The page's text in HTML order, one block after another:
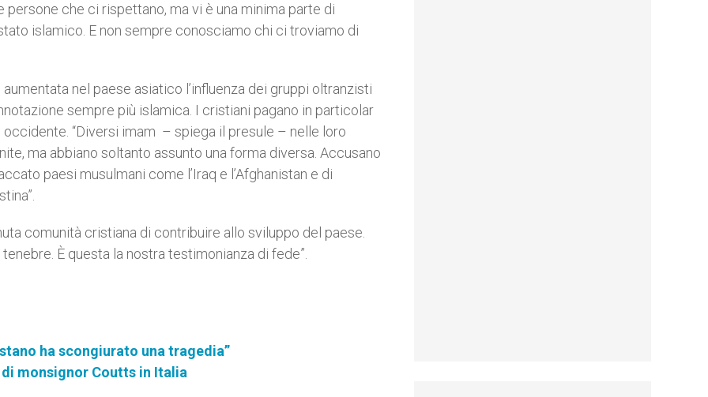
che ci rispettano, ma vi è una minima parte di
islamico. E non sempre conosciamo chi ci troviamo di
nel paese asiatico l’influenza dei gruppi oltranzisti
sempre più islamica. I cristiani pagano in particolar
“Diversi imam – spiega il presule – nelle loro
ma abbiano soltanto assunto una forma diversa. Accusano
paesi musulmani come l’Iraq e l’Afghanistan e di
comunità cristiana di contribuire allo sviluppo del paese.
È questa la nostra testimonianza di fede”.
ha scongiurato una tragedia”
monsignor Coutts in Italia